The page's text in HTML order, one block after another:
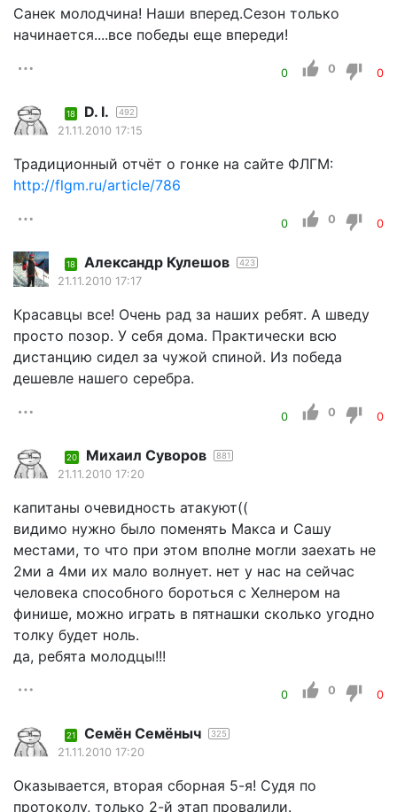
Санек молодчина! Наши вперед.Сезон только
начинается....все победы еще впереди!
0 0 0
18 D. I. 492
21.11.2010 17:15
Традиционный отчёт о гонке на сайте ФЛГМ:
http://flgm.ru/article/786
0 0 0
18 Александр Кулешов 423
21.11.2010 17:17
Красавцы все! Очень рад за наших ребят. А шведу
просто позор. У себя дома. Практически всю
дистанцию сидел за чужой спиной. Из победа
дешевле нашего серебра.
0 0 0
20 Михаил Суворов 881
21.11.2010 17:20
капитаны очевидность атакуют((
видимо нужно было поменять Макса и Сашу
местами, то что при этом вполне могли заехать не
2ми а 4ми их мало волнует. нет у нас на сейчас
человека способного бороться с Хелнером на
финише, можно играть в пятнашки сколько угодно
толку будет ноль.
да, ребята молодцы!!!
0 0 0
21 Семён Семёныч 325
21.11.2010 17:20
Оказывается, вторая сборная 5-я! Судя по
протоколу, только 2-й этап провалили.